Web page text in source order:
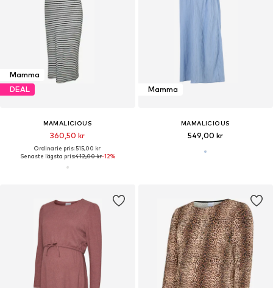
Mamma
DEAL
MAMALICIOUS
360,50 kr
Ordinarie pris: 515,00 kr
Senaste lägsta pris:412,00 kr-12%
Mamma
MAMALICIOUS
549,00 kr